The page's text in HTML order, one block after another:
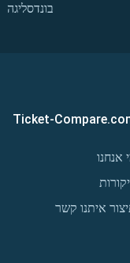
בונדסליגה
Ticket-
אנחנו
איתנו קשר